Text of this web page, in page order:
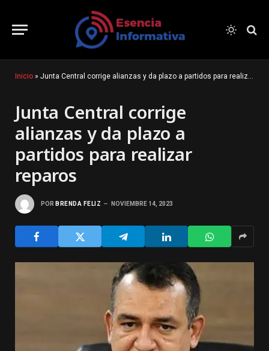
Inicio » Junta Central corrige alianzas y da plazo a partidos para realizar reparos
Junta Central corrige
alianzas y da plazo a
partidos para realizar
reparos
POR BRENDA FELIZ NOVIEMBRE 14, 2023